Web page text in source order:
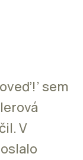
sem
V